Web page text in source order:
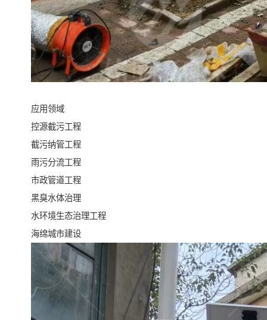
应用领域
控源截污工程
截污纳管工程
雨污分流工程
市政管道工程
黑臭水体治理
水环境生态治理工程
海绵城市建设